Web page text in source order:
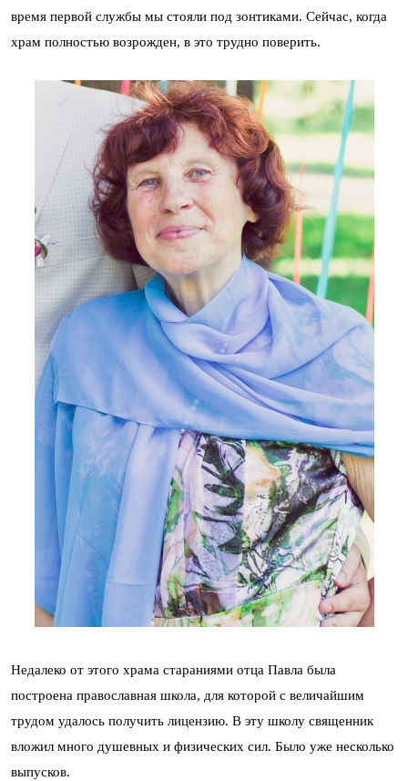
время первой службы мы стояли под зонтиками. Сейчас, когда
храм полностью возрожден, в это трудно поверить.
Недалеко от этого храма стараниями отца Павла была
построена православная школа, для которой с величайшим
трудом удалось получить лицензию. В эту школу священник
вложил много душевных и физических сил. Было уже несколько
выпусков.